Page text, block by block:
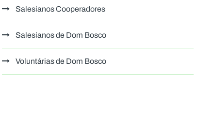
Salesianos Cooperadores
Salesianos de Dom Bosco
Voluntárias de Dom Bosco